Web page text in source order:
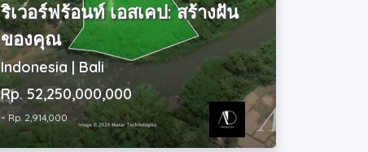
ริเวอร์ฟร้อนท์ เอสเคป: สร้างฝัน
ของคุณ
Indonesia | Bali
Rp. 52,250,000,000
~ Rp. 2,914,000